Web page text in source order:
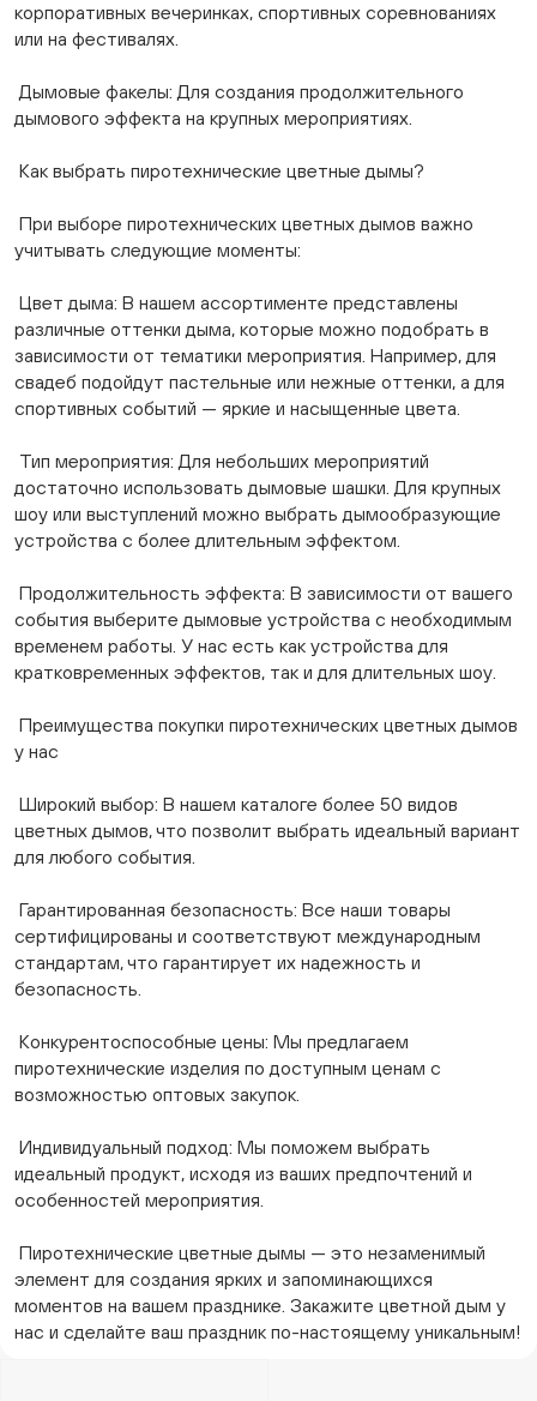
корпоративных вечеринках, спортивных соревнованиях
или на фестивалях.
Дымовые факелы: Для создания продолжительного
дымового эффекта на крупных мероприятиях.
Как выбрать пиротехнические цветные дымы?
При выборе пиротехнических цветных дымов важно
учитывать следующие моменты:
Цвет дыма: В нашем ассортименте представлены
различные оттенки дыма, которые можно подобрать в
зависимости от тематики мероприятия. Например, для
свадеб подойдут пастельные или нежные оттенки, а для
спортивных событий — яркие и насыщенные цвета.
Тип мероприятия: Для небольших мероприятий
достаточно использовать дымовые шашки. Для крупных
шоу или выступлений можно выбрать дымообразующие
устройства с более длительным эффектом.
Продолжительность эффекта: В зависимости от вашего
события выберите дымовые устройства с необходимым
временем работы. У нас есть как устройства для
кратковременных эффектов, так и для длительных шоу.
Преимущества покупки пиротехнических цветных дымов
у нас
Широкий выбор: В нашем каталоге более 50 видов
цветных дымов, что позволит выбрать идеальный вариант
для любого события.
Гарантированная безопасность: Все наши товары
сертифицированы и соответствуют международным
стандартам, что гарантирует их надежность и
безопасность.
Конкурентоспособные цены: Мы предлагаем
пиротехнические изделия по доступным ценам с
возможностью оптовых закупок.
Индивидуальный подход: Мы поможем выбрать
идеальный продукт, исходя из ваших предпочтений и
особенностей мероприятия.
Пиротехнические цветные дымы — это незаменимый
элемент для создания ярких и запоминающихся
моментов на вашем празднике. Закажите цветной дым у
нас и сделайте ваш праздник по-настоящему уникальным!